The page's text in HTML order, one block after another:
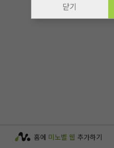
닫기
홈에 미노벨 웹 추가하기